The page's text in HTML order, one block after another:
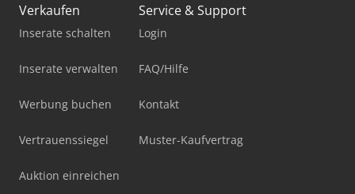
Verkaufen
Inserate schalten
Inserate verwalten
Werbung buchen
Vertrauenssiegel
Auktion einreichen
Service & Support
Login
FAQ/Hilfe
Kontakt
Muster-Kaufvertrag